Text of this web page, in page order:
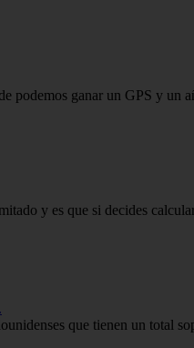
podemos ganar un GPS y un
y es que si decides
que tienen un total